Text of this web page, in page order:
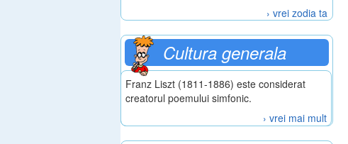
› vrei zodia ta
Cultura generala
Franz Liszt (1811-1886) este considerat
creatorul poemului simfonic.
› vrei mai mult